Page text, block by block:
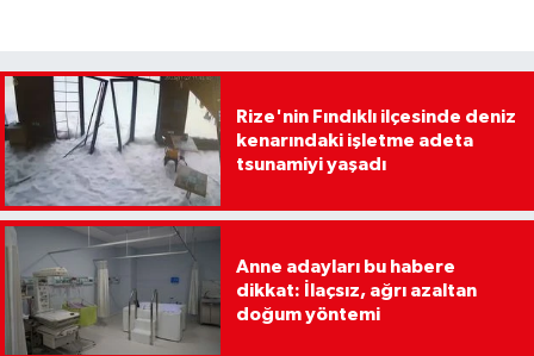
Rize'nin Fındıklı ilçesinde deniz
kenarındaki işletme adeta
tsunamiyi yaşadı
Anne adayları bu habere
dikkat: İlaçsız, ağrı azaltan
doğum yöntemi